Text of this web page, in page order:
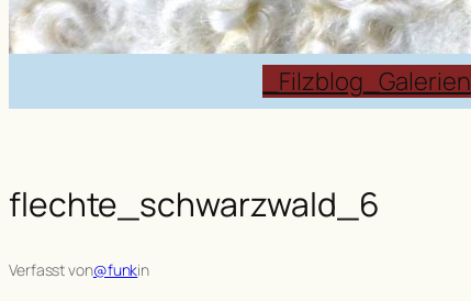
_Filzblog _Galerien
flechte_schwarzwald_6
Verfasst von@funkin